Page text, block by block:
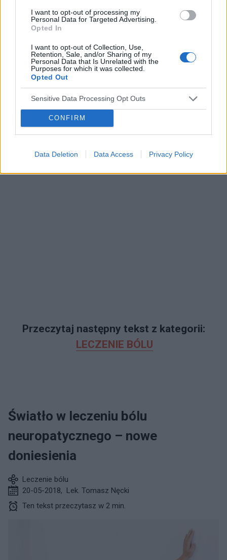
I want to opt-out of processing my
Personal Data for Targeted Advertising.
Opted In
I want to opt-out of Collection, Use,
Retention, Sale, and/or Sharing of my
Personal Data that Is Unrelated with the
Purposes for which it was collected.
Opted Out
Sensitive Data Processing Opt Outs
CONFIRM
Data Deletion Data Access Privacy Policy
Reklama:
Przeczytaj następny tekst z kategorii:
LECZENIE BÓLU
Światło w leczeniu bólu
neuropatycznego – nowe
doniesienia
Leczenie bólu
20-05-2018, Lek. Tomasz Nęcki
Ten tekst przeczytasz w 2 min.